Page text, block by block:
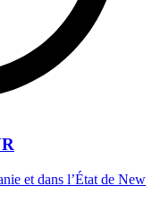
et dans l’État de New